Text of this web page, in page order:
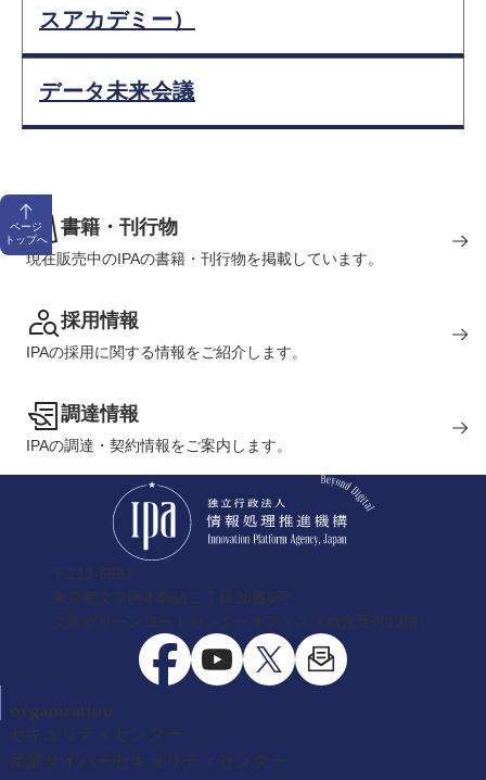
スアカデミー）
データ未来会議
ページ
トップへ
書籍・刊行物
現在販売中のIPAの書籍・刊行物を掲載しています。
採用情報
IPAの採用に関する情報をご紹介します。
調達情報
IPAの調達・契約情報をご案内します。
〒113-6591
東京都文京区本駒込二丁目28番8号
文京グリーンコートセンターオフィス（総合受付13階）
organization
セキュリティセンター
産業サイバーセキュリティセンター